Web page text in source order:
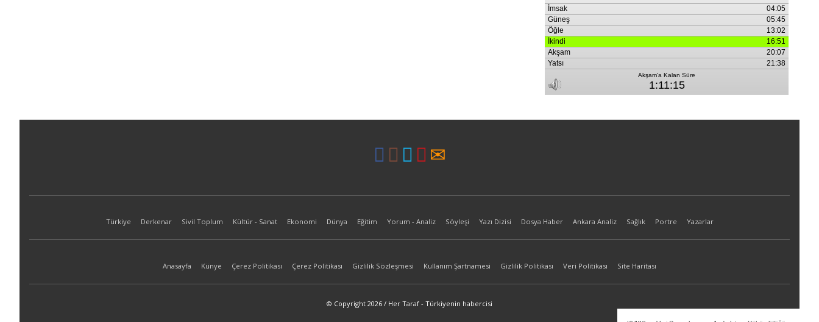
Türkiye Derkenar Sivil Toplum Kültür - Sanat Ekonomi Dünya Eğitim Yorum - Analiz Söyleşi Yazı Dizisi Dosya Haber Ankara Analiz Sağlık Portre Yazarlar
Anasayfa Künye Çerez Politikası Çerez Politikası Gizlilik Sözleşmesi Kullanım Şartnamesi Gizlilik Politikası Veri Politikası Site Haritası
© Copyright 2026 / Her Taraf - Türkiyenin habercisi